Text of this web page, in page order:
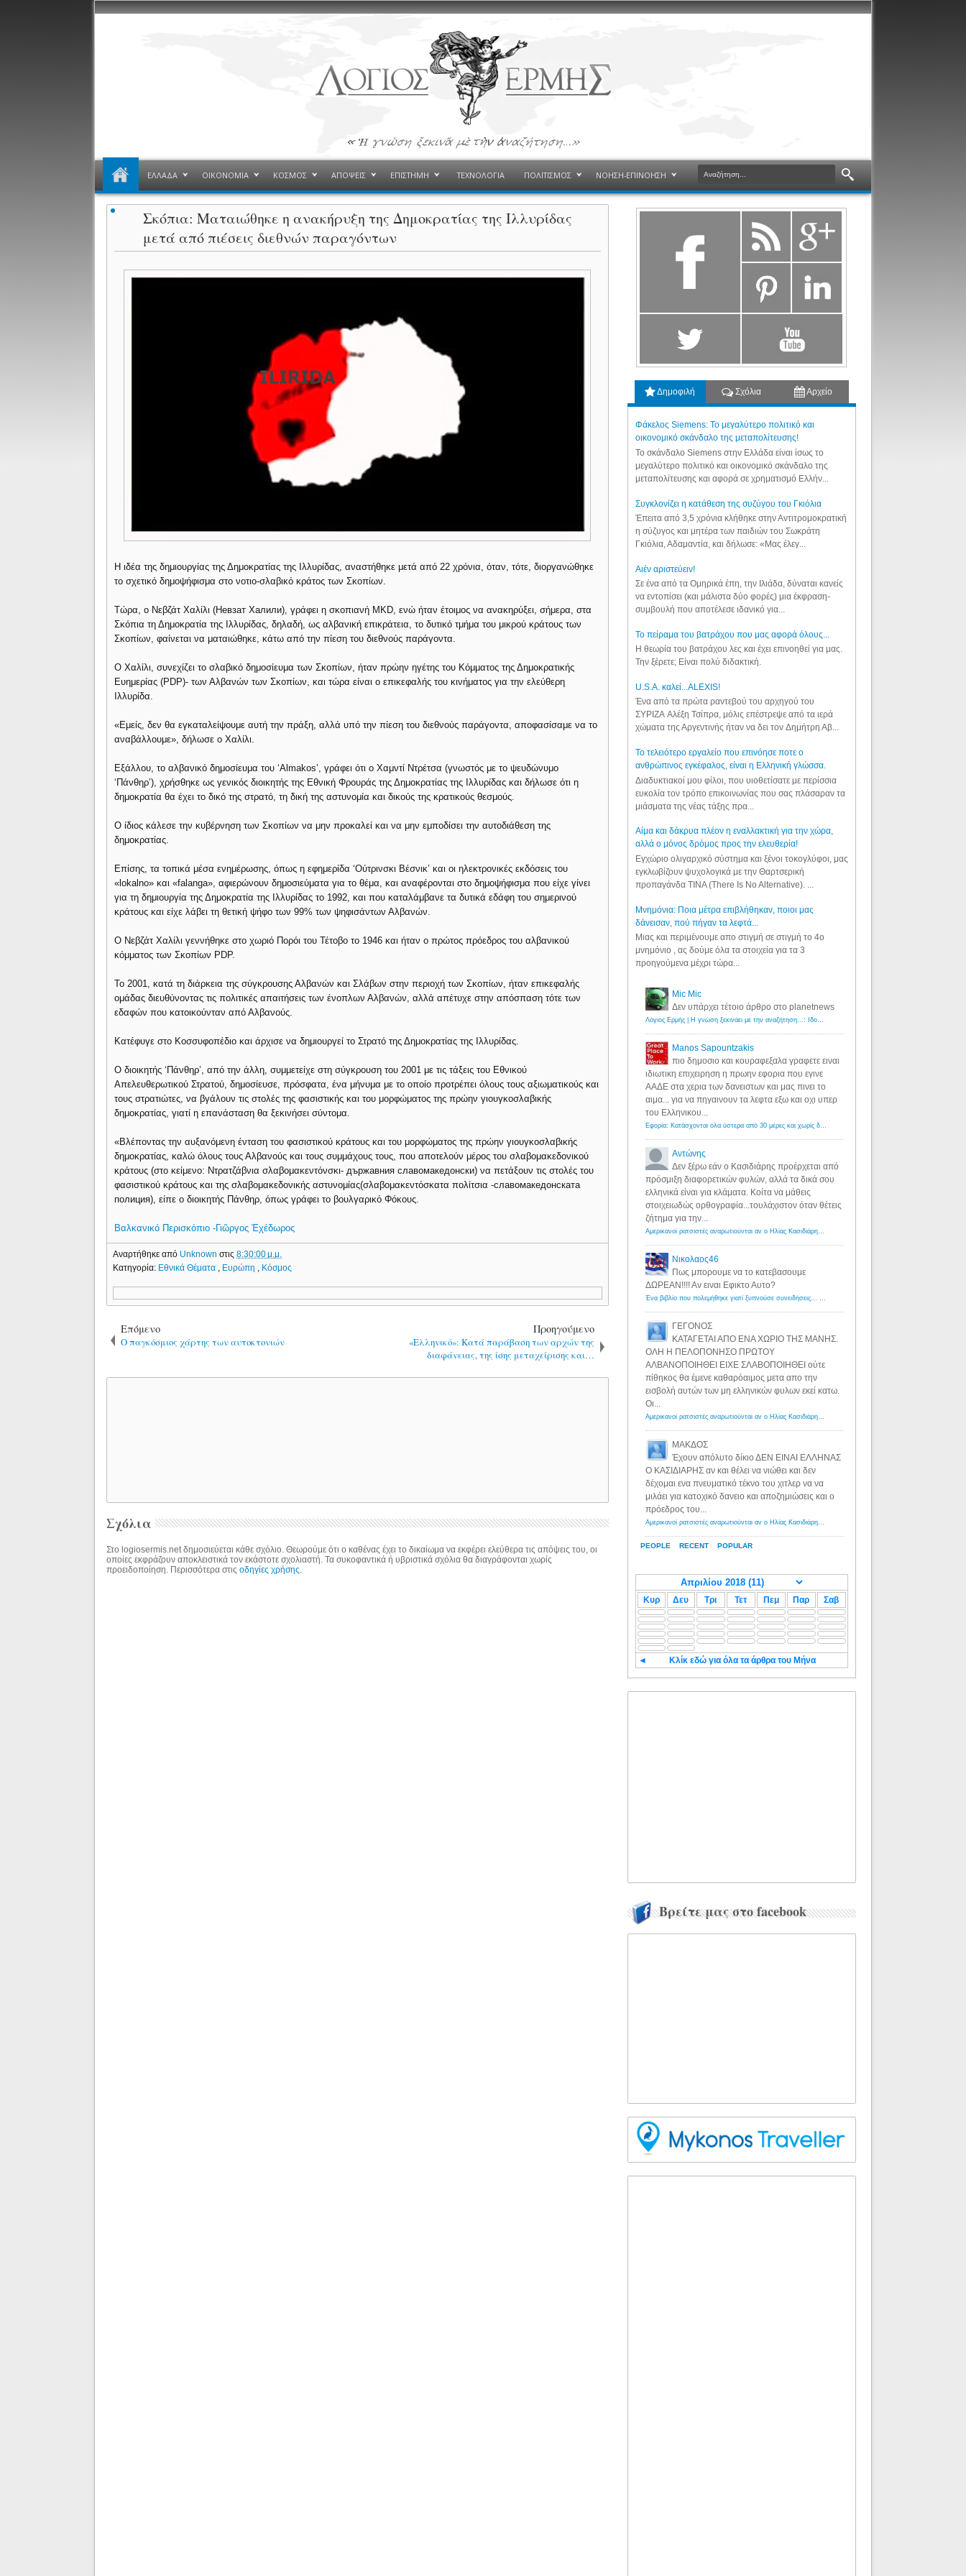
ΕΛΛΑΔΑ ΟΙΚΟΝΟΜΙΑ ΚΟΣΜΟΣ ΑΠΟΨΕΙΣ ΕΠΙΣΤΗΜΗ ΤΕΧΝΟΛΟΓΙΑ ΠΟΛΙΤΙΣΜΟΣ ΝΟΗΣΗ-ΕΠΙΝΟΗΣΗ
Σκόπια: Ματαιώθηκε η ανακήρυξη της Δημοκρατίας της Ιλλυρίδας
μετά από πιέσεις διεθνών παραγόντων
H ιδέα της δημιουργίας της Δημοκρατίας της Ιλλυρίδας, αναστήθηκε μετά από 22 χρόνια, όταν, τότε, διοργανώθηκε
το σχετικό δημοψήφισμα στο νοτιο-σλαβικό κράτος των Σκοπίων.
Τώρα, ο Νεβζάτ Χαλίλι (Невзат Халили), γράφει η σκοπιανή MKD, ενώ ήταν έτοιμος να ανακηρύξει, σήμερα, στα
Σκόπια τη Δημοκρατία της Ιλλυρίδας, δηλαδή, ως αλβανική επικράτεια, το δυτικό τμήμα του μικρού κράτους των
Σκοπίων, φαίνεται να ματαιώθηκε, κάτω από την πίεση του διεθνούς παράγοντα.
Ο Χαλίλι, συνεχίζει το σλαβικό δημοσίευμα των Σκοπίων, ήταν πρώην ηγέτης του Κόμματος της Δημοκρατικής
Ευημερίας (PDP)- των Αλβανών των Σκοπίων, και τώρα είναι ο επικεφαλής του κινήματος για την ελεύθερη
Ιλλυρίδα.
«Εμείς, δεν θα εγκαταλείψουμε αυτή την πράξη, αλλά υπό την πίεση του διεθνούς παράγοντα, αποφασίσαμε να το
αναβάλλουμε», δήλωσε ο Χαλίλι.
Εξάλλου, το αλβανικό δημοσίευμα του ‘Almakos’, γράφει ότι ο Χαμντί Ντρέτσα (γνωστός με το ψευδώνυμο
‘Πάνθηρ’), χρήσθηκε ως γενικός διοικητής της Εθνική Φρουράς της Δημοκρατίας της Ιλλυρίδας και δήλωσε ότι η
δημοκρατία θα έχει το δικό της στρατό, τη δική της αστυνομία και δικούς της κρατικούς θεσμούς.
Ο ίδιος κάλεσε την κυβέρνηση των Σκοπίων να μην προκαλεί και να μην εμποδίσει την αυτοδιάθεση της
δημοκρατίας.
Επίσης, τα τοπικά μέσα ενημέρωσης, όπως η εφημερίδα ‘Ούτρινσκι Βέσνικ’ και οι ηλεκτρονικές εκδόσεις του
«lokalno» και «falanga», αφιερώνουν δημοσιεύματα για το θέμα, και αναφέρονται στο δημοψήφισμα που είχε γίνει
για τη δημιουργία της Δημοκρατία της Ιλλυρίδας το 1992, και που καταλάμβανε τα δυτικά εδάφη του σημερινού
κράτους και είχε λάβει τη θετική ψήφο των 99% των ψηφισάντων Αλβανών.
Ο Νεβζάτ Χαλίλι γεννήθηκε στο χωριό Πορόι του Τέτοβο το 1946 και ήταν ο πρώτος πρόεδρος του αλβανικού
κόμματος των Σκοπίων PDP.
Το 2001, κατά τη διάρκεια της σύγκρουσης Αλβανών και Σλάβων στην περιοχή των Σκοπίων, ήταν επικεφαλής
ομάδας διευθύνοντας τις πολιτικές απαιτήσεις των ένοπλων Αλβανών, αλλά απέτυχε στην απόσπαση τότε των
εδαφών που κατοικούνταν από Αλβανούς.
Κατέφυγε στο Κοσσυφοπέδιο και άρχισε να δημιουργεί το Στρατό της Δημοκρατίας της Ιλλυρίδας.
Ο διοικητής ‘Πάνθηρ’, από την άλλη, συμμετείχε στη σύγκρουση του 2001 με τις τάξεις του Εθνικού
Απελευθερωτικού Στρατού, δημοσίευσε, πρόσφατα, ένα μήνυμα με το οποίο προτρέπει όλους τους αξιωματικούς και
τους στρατιώτες, να βγάλουν τις στολές της φασιστικής και του μορφώματος της πρώην γιουγκοσλαβικής
δημοκρατίας, γιατί η επανάσταση θα ξεκινήσει σύντομα.
«Βλέποντας την αυξανόμενη ένταση του φασιστικού κράτους και του μορφώματος της πρώην γιουγκοσλαβικής
δημοκρατίας, καλώ όλους τους Αλβανούς και τους συμμάχους τους, που αποτελούν μέρος του σλαβομακεδονικού
κράτους (στο κείμενο: Ντρατζάβνια σλαβομακεντόνσκι- държавния славомакедонски) να πετάξουν τις στολές του
φασιστικού κράτους και της σλαβομακεδονικής αστυνομίας(σλαβομακεντόσκατα πολίτσια -славомакедонската
полиция), είπε ο διοικητής Πάνθηρ, όπως γράφει το βουλγαρικό Φόκους.
Βαλκανικό Περισκόπιο -Γιῶργος Ἐχέδωρος
Αναρτήθηκε από Unknownστις8:30:00 μ.μ.
Κατηγορία: Εθνικά Θέματα Ευρώπη Κόσμος
Επόμενο
Ο παγκόσμιος χάρτης των αυτοκτονιών
Προηγούμενο
«Ελληνικό»: Κατά παράβαση των αρχών της
διαφάνειας, της ίσης μεταχείρισης και…
Σχόλια
Στο logiosermis.net δημοσιεύεται κάθε σχόλιο. Θεωρούμε ότι ο καθένας έχει το δικαίωμα να εκφέρει ελεύθερα τις απόψεις του, οι
οποίες εκφράζουν αποκλειστικά τον εκάστοτε σχολιαστή. Τα συκοφαντικά ή υβριστικά σχόλια θα διαγράφονται χωρίς
προειδοποίηση. Περισσότερα στιςοδηγίες χρήσης
Δημοφιλή Σχόλια Αρχείο
Φάκελος Siemens: Το μεγαλύτερο πολιτικό και
οικονομικό σκάνδαλο της μεταπολίτευσης!
Το σκάνδαλο Siemens στην Ελλάδα είναι ίσως το
μεγαλύτερο πολιτικό και οικονομικό σκάνδαλο της
μεταπολίτευσης και αφορά σε χρηματισμό Ελλήν...
Συγκλονίζει η κατάθεση της συζύγου του Γκιόλια
Έπειτα από 3,5 χρόνια κλήθηκε στην Αντιτρομοκρατική
η σύζυγος και μητέρα των παιδιών του Σωκράτη
Γκιόλια, Αδαμαντία, και δήλωσε: «Μας έλεγ...
Aιέν αριστεύειν!
Σε ένα από τα Ομηρικά έπη, την Ιλιάδα, δύναται κανείς
να εντοπίσει (και μάλιστα δύο φορές) μια έκφραση-
συμβουλή που αποτέλεσε ιδανικό για...
Το πείραμα του βατράχου που μας αφορά όλους...
Η θεωρία του βατράχου λες και έχει επινοηθεί για μας.
Την ξέρετε; Είναι πολύ διδακτική.
U.S.A. καλεί...ALEXIS!
Ένα από τα πρώτα ραντεβού του αρχηγού του
ΣΥΡΙΖΑ Αλέξη Τσίπρα, μόλις επέστρεψε από τα ιερά
χώματα της Αργεντινής ήταν να δει τον Δημήτρη Αβ...
Το τελειότερο εργαλείο που επινόησε ποτε ο
ανθρώπινος εγκέφαλος, είναι η Ελληνική γλώσσα.
Διαδυκτιακοί μου φίλοι, που υιοθετίσατε με περίσσια
ευκολία τον τρόπο επικοινωνίας που σας πλάσαραν τα
μιάσματα της νέας τάξης πρα...
Αίμα και δάκρυα πλέον η εναλλακτική για την χώρα,
αλλά ο μόνος δρόμος προς την ελευθερία!
Εγχώριο ολιγαρχικό σύστημα και ξένοι τοκογλύφοι, μας
εγκλωβίζουν ψυχολογικά με την Θαρτσερική
προπαγάνδα TINA (There Is No Alternative). ...
Μνημόνια: Ποια μέτρα επιβλήθηκαν, ποιοι μας
δάνεισαν, πού πήγαν τα λεφτά...
Μιας και περιμένουμε απο στιγμή σε στιγμή το 4ο
μνημόνιο , ας δούμε όλα τα στοιχεία για τα 3
προηγούμενα μέχρι τώρα...
PEOPLE RECENT POPULAR
Mic Mic
Δεν υπάρχει τέτοιο άρθρο στο planetnews
Λόγιος Ερμής | Η γνώση ξεκινάει με την αναζήτηση...: Ιδού οι 18 που χρωστούν 11 δις ευρώ!
Manos Sapountzakis
πιο δημοσιο και κουραφεξαλα γραφετε ειναι
ιδιωτικη επιχειρηση η πρωην εφορια που εγινε
ΑΑΔΕ στα χερια των δανειστων και μας πινει το
αιμα... για να πηγαινουν τα λεφτα εξω και οχι υπερ
του Ελληνικου...
Εφορία: Κατάσχονται όλα ύστερα από 30 μέρες και χωρίς δικαστικές αποφάσεις - Λόγιος Ερμής
Αντώνης
Δεν ξέρω εάν ο Κασιδιάρης προέρχεται από
πρόσμιξη διαφορετικών φυλών, αλλά τα δικά σου
ελληνικά είναι για κλάματα. Κοίτα να μάθεις
στοιχειωδώς ορθογραφία...τουλάχιστον όταν θέτεις
ζήτημα για την...
Αμερικανοί ρατσιστές αναρωτιούνται αν ο Ηλίας Κασιδιάρης ανήκει στη λευκή φυλή... - Λόγιος Ερμής
Νικολαος46
Πως μπορουμε να το κατεβασουμε
ΔΩΡΕΑΝ!!!! Αν ειναι Εφικτο Αυτο?
Ένα βιβλίο που πολεμήθηκε γιατί ξυπνούσε συνειδήσεις... - Λόγιος Ερμής | Η γνώση ξεκινάει με την αναζήτηση...
ΓΕΓΟΝΟΣ
ΚΑΤΑΓΕΤΑΙ ΑΠΟ ΕΝΑ ΧΩΡΙΟ ΤΗΣ ΜΑΝΗΣ.
ΟΛΗ Η ΠΕΛΟΠΟΝΗΣΟ ΠΡΩΤΟΥ
ΑΛΒΑΝΟΠΟΙΗΘΕΙ ΕΙΧΕ ΣΛΑΒΟΠΟΙΗΘΕΙ ούτε
πίθηκος θα έμενε καθαρόαιμος μετα απο την
εισβολή αυτών των μη ελληνικών φυλων εκεί κατω.
Οι...
Αμερικανοί ρατσιστές αναρωτιούνται αν ο Ηλίας Κασιδιάρης ανήκει στη λευκή φυλή... - Λόγιος Ερμής
ΜΑΚΔΟΣ
Έχουν απόλυτο δίκιο ΔΕΝ ΕΙΝΑΙ ΕΛΛΗΝΑΣ
Ο ΚΑΣΙΔΙΑΡΗΣ αν και θέλει να νιώθει και δεν
δέχομαι ενα πνευματικό τέκνο του χιτλερ να να
μιλάει για κατοχικό δανειο και αποζημιώσεις και ο
πρόεδρος του...
Αμερικανοί ρατσιστές αναρωτιούνται αν ο Ηλίας Κασιδιάρης ανήκει στη λευκή φυλή... - Λόγιος Ερμής
Κυρ Δευ Τρι Τετ Πεμ Παρ Σαβ
◄ Κλίκ εδώ για όλα τα άρθρα του Μήνα
Βρείτε μας στο facebook